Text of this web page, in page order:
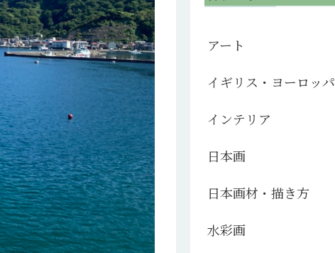
アート
イギリス・ヨーロッパ
インテリア
日本画
日本画材・描き方
水彩画